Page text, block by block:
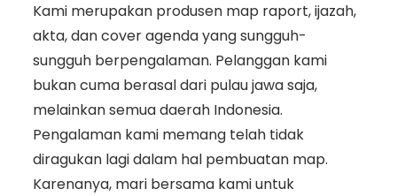
Kami merupakan produsen map raport, ijazah,
akta, dan cover agenda yang sungguh-
sungguh berpengalaman. Pelanggan kami
bukan cuma berasal dari pulau jawa saja,
melainkan semua daerah Indonesia.
Pengalaman kami memang telah tidak
diragukan lagi dalam hal pembuatan map.
Karenanya, mari bersama kami untuk